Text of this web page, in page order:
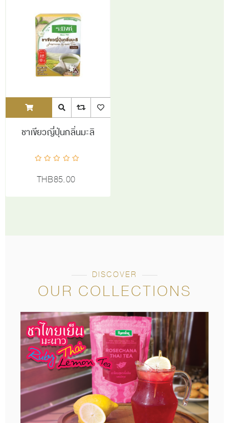
ADDTOCART Quick ViewAddToCompareList
AddToWishlist
ชาเขียวญี่ปุ่นกลิ่นมะลิ
THB85.00
DISCOVER
OUR COLLECTIONS